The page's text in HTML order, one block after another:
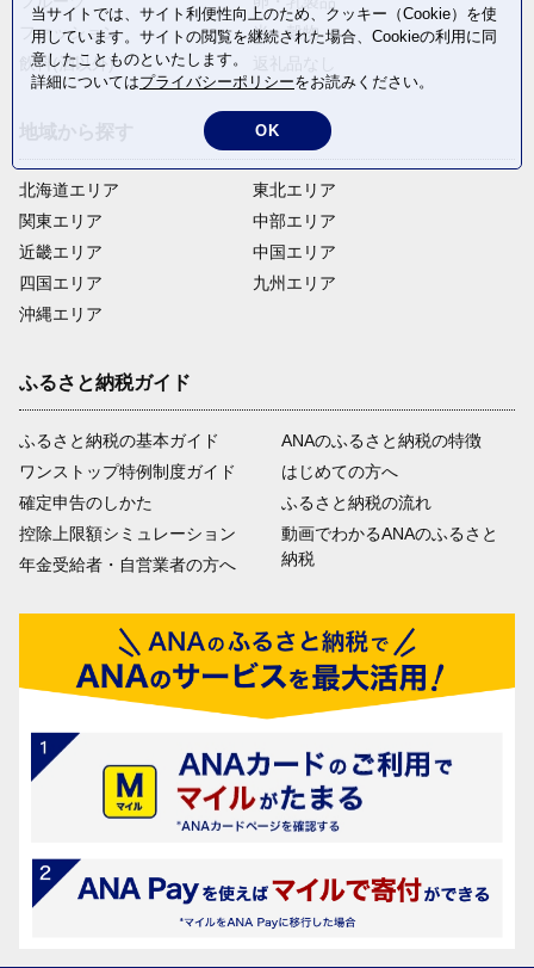
ファッション
米・穀物
飲料(酒以外)
北海道エリア
関東エリア
近畿エリア
四国エリア
沖縄エリア
東北エリア
中部エリア
中国エリア
九州エリア
ふるさと納税ガイド
ふるさと納税の基本ガイド
ワンストップ特例制度ガイド
確定申告のしかた
控除上限額シミュレーション
年金受給者・自営業者の方へ
ANAのふるさと納税の特徴
はじめての方へ
ふるさと納税の流れ
動画でわかるANAのふるさと
納税
当サイトでは、サイト利便性向上のため、クッキー（Cookie）を使
用しています。サイトの閲覧を継続された場合、Cookieの利用に同
意したことものといたします。
詳細についてはプライバシーポリシーをお読みください。
OK